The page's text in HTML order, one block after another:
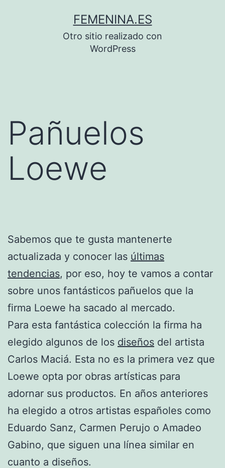
FEMENINA.ES
Otro sitio realizado con
WordPress
Pañuelos
Loewe
Sabemos que te gusta mantenerte
actualizada y conocer las últimas
tendencias, por eso, hoy te vamos a contar
sobre unos fantásticos pañuelos que la
firma Loewe ha sacado al mercado.
Para esta fantástica colección la firma ha
elegido algunos de los diseños del artista
Carlos Maciá. Esta no es la primera vez que
Loewe opta por obras artísticas para
adornar sus productos. En años anteriores
ha elegido a otros artistas españoles como
Eduardo Sanz, Carmen Perujo o Amadeo
Gabino, que siguen una línea similar en
cuanto a diseños.